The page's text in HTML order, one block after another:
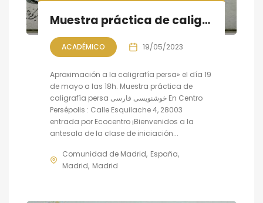
Muestra práctica de caligrafía persa, sesión V
ACADÉMICO 19/05/2023
Aproximación a la caligrafía persa» el día 19
de mayo a las 18h. Muestra práctica de
caligrafía persa خوشنویسی فارسی En Centro
Persépolis : Calle Esquilache 4, 28003
entrada por Ecocentro ¡Bienvenidos a la
antesala de la clase de iniciación...
Comunidad de Madrid España
Madrid Madrid